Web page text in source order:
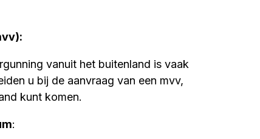
:
vanuit het buitenland is vaak
u bij de aanvraag van een mvv,
kunt komen.
: